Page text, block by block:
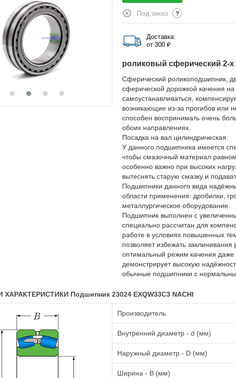
Под заказ ?
Доставка:
от 300 ₽
роликовый сферический 2-
Сферический роликоподшипник,
сферической дорожкой качения
самоустанавливаться,
возникающие из-за прогибов или
способен воспринимать очень
обоих направлениях.
Посадка на вал цилиндрическая.
У данного подшипника имеется
чтобы смазочный материал
особенно важно при высоких
вытеснять старую смазку и
Подшипники данного вида
области применения: дробилки,
металлургическое оборудование.
Подшипник выполнен с
специально рассчитан для
работе в условиях повышенных
позволяет избежать
оптимальный режим качения даже
демонстрирует высокую
обычные подшипники с
Подшипник 23024 EXQW33C3 NACHI
Производитель
Внутренний диаметр - d (мм)
Наружный диаметр - D (мм)
Ширина - B (мм)